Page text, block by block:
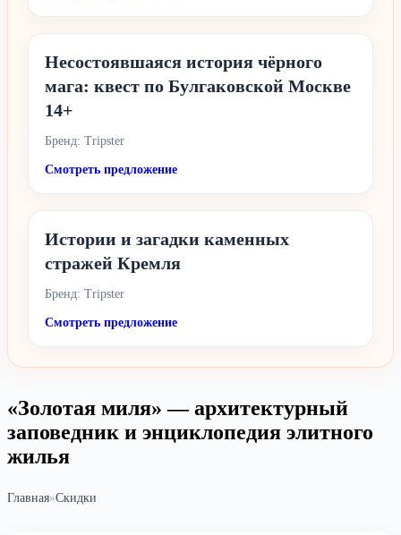
Несостоявшаяся история чёрного
мага: квест по Булгаковской Москве
14+
Бренд: Tripster
Смотреть предложение
Истории и загадки каменных
стражей Кремля
Бренд: Tripster
Смотреть предложение
«Золотая миля» — архитектурный
заповедник и энциклопедия элитного
жилья
Главная»Скидки